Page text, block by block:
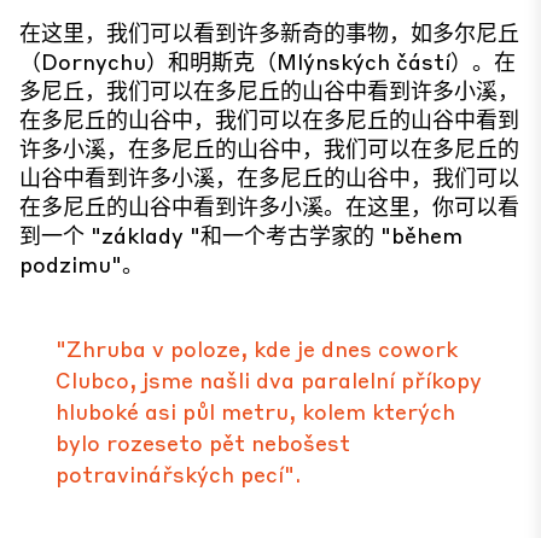
在这里，我们可以看到许多新奇的事物，如多尔尼丘
（Dornychu）和明斯克（Mlýnských částí）。在
多尼丘，我们可以在多尼丘的山谷中看到许多小溪，
在多尼丘的山谷中，我们可以在多尼丘的山谷中看到
许多小溪，在多尼丘的山谷中，我们可以在多尼丘的
山谷中看到许多小溪，在多尼丘的山谷中，我们可以
在多尼丘的山谷中看到许多小溪。在这里，你可以看
到一个 "základy "和一个考古学家的 "během
podzimu"。
"Zhruba v poloze, kde je dnes cowork
Clubco, jsme našli dva paralelní příkopy
hluboké asi půl metru, kolem kterých
bylo rozeseto pět nebošest
potravinářských pecí".